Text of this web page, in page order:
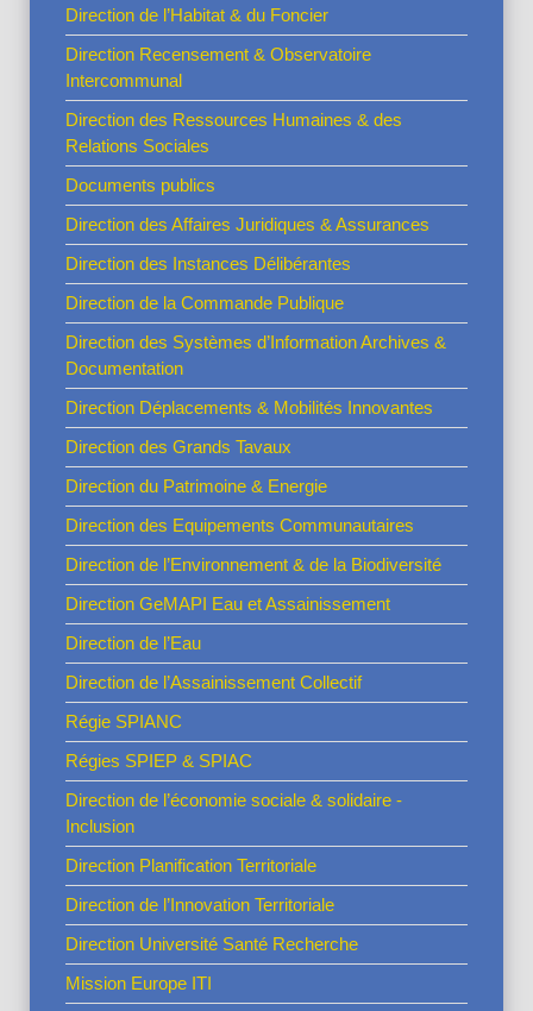
Direction de l’Habitat & du Foncier
Direction Recensement & Observatoire
Intercommunal
Direction des Ressources Humaines & des
Relations Sociales
Documents publics
Direction des Affaires Juridiques & Assurances
Direction des Instances Délibérantes
Direction de la Commande Publique
Direction des Systèmes d’Information Archives &
Documentation
Direction Déplacements & Mobilités Innovantes
Direction des Grands Tavaux
Direction du Patrimoine & Energie
Direction des Equipements Communautaires
Direction de l’Environnement & de la Biodiversité
Direction GeMAPI Eau et Assainissement
Direction de l’Eau
Direction de l’Assainissement Collectif
Régie SPIANC
Régies SPIEP & SPIAC
Direction de l’économie sociale & solidaire -
Inclusion
Direction Planification Territoriale
Direction de l’Innovation Territoriale
Direction Université Santé Recherche
Mission Europe ITI